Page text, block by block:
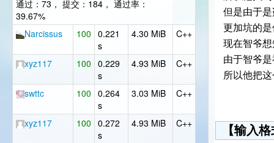
通过：73， 提交：184， 通过率：
39.67%
Narcissus
100 0.221
s
4.30 MiB C++
xyz117 100 0.229
s
4.93 MiB C++
swttc 100 0.264
s
3.03 MiB C++
xyz117 100 0.272
s
4.93 MiB C++
但是由于
更加坑的
现在智爷
由于智爷
所以他把
【输入